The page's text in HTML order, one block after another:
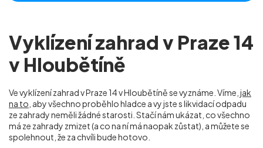
Vyklízení zahrad v Praze 14
v Hloubětíně
Ve vyklízení zahrad v Praze 14 v Hloubětíněse vyznáme. Víme, jak
na to , aby všechno proběhlo hladce a vy jste s likvidací odpadu
ze zahrady neměli žádné starosti. Stačí nám ukázat, co všechno
má ze zahrady zmizet (a co na ní má naopak zůstat), a můžete se
spolehnout, že za chvíli bude hotovo.